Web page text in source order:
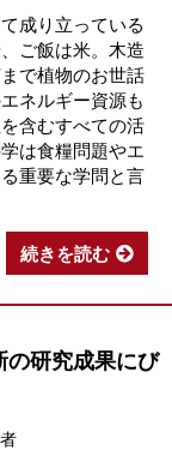
成り立っている
ご飯は米。木造
で植物のお世話
ネルギー資源も
含むすべての活
は食糧問題やエ
重要な学問と言
続きを読む
の研究成果にび